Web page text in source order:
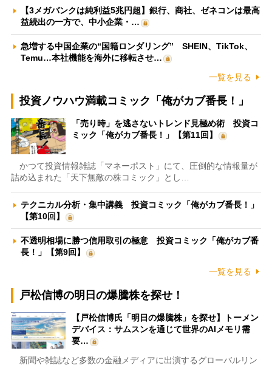
【3メガバンクは純利益5兆円超】銀行、商社、ゼネコンは最高
益続出の一方で、中小企業・…
急増する中国企業の“国籍ロンダリング” SHEIN、TikTok、
Temu…本社機能を海外に移転させ…
一覧を見る
投資ノウハウ満載コミック「俺がカブ番長！」
「売り時」を逃さないトレンド見極め術 投資コ
ミック「俺がカブ番長！」【第11回】
かつて投資情報雑誌「マネーポスト」にて、圧倒的な情報量が
詰め込まれた「天下無敵の株コミック」とし…
テクニカル分析・集中講義 投資コミック「俺がカブ番長！」
【第10回】
不透明相場に勝つ信用取引の極意 投資コミック「俺がカブ番
長！」【第9回】
一覧を見る
戸松信博の明日の爆騰株を探せ！
【戸松信博氏「明日の爆騰株」を探せ】トーメン
デバイス：サムスンを通じて世界のAIメモリ需
要…
新聞や雑誌など多数の金融メディアに出演するグローバルリン